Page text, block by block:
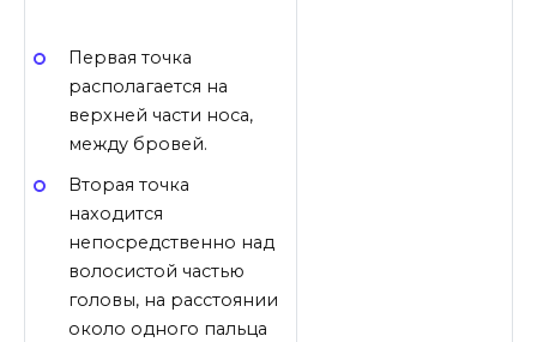
Первая точка
располагается на
верхней части носа,
между бровей.
Вторая точка
находится
непосредственно над
волосистой частью
головы, на расстоянии
около одного пальца